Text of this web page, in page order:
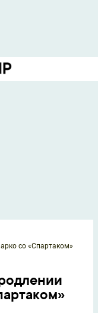
со «Спартаком»